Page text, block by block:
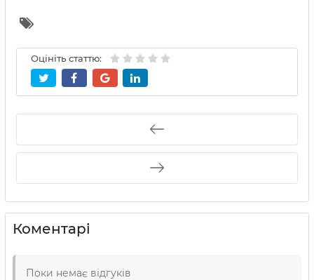
Оцініть статтю:
Коментарі
Поки немає відгуків